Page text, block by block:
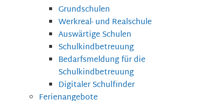
Grundschulen
Werkreal- und Realschule
Auswärtige Schulen
Schulkindbetreuung
Bedarfsmeldung für die
Schulkindbetreuung
Digitaler Schulfinder
Ferienangebote